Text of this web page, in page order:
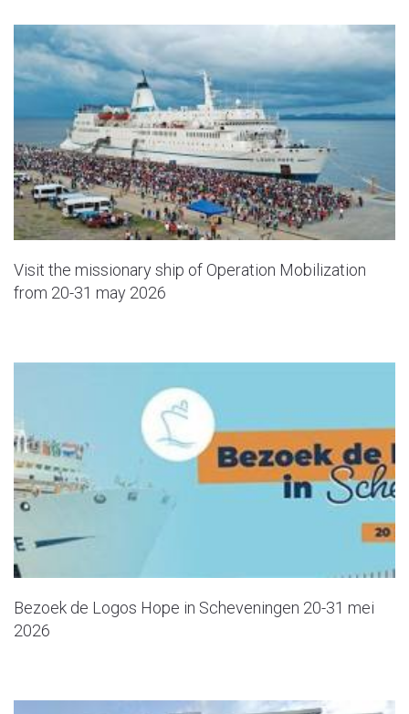
Visit the missionary ship of Operation Mobilization
from 20-31 may 2026
Bezoek de Logos Hope in Scheveningen 20-31 mei
2026